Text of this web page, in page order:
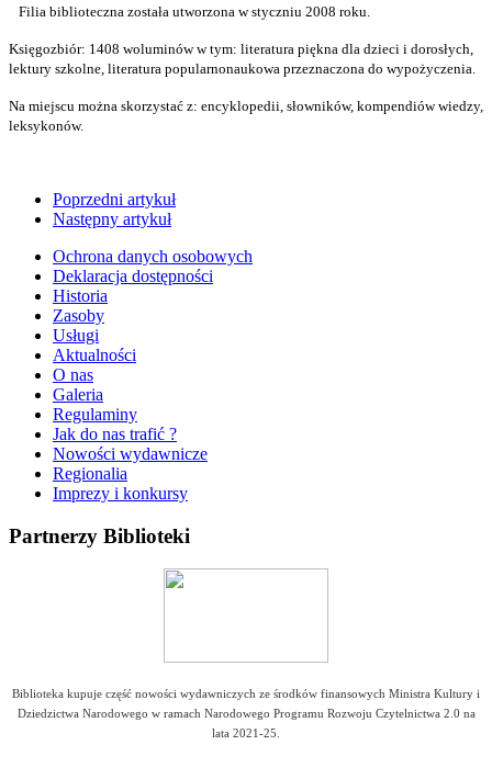
Filia biblioteczna została utworzona w styczniu 2008 roku.
Księgozbiór: 1408 woluminów w tym: literatura piękna dla dzieci i dorosłych,
lektury szkolne, literatura popularnonaukowa przeznaczona do wypożyczenia.
Na miejscu można skorzystać z: encyklopedii, słowników, kompendiów wiedzy,
leksykonów.
Poprzedni artykuł
Następny artykuł
Ochrona danych osobowych
Deklaracja dostępności
Historia
Zasoby
Usługi
Aktualności
O nas
Galeria
Regulaminy
Jak do nas trafić ?
Nowości wydawnicze
Regionalia
Imprezy i konkursy
Partnerzy Biblioteki
Biblioteka kupuje część nowości wydawniczych ze środków finansowych Ministra Kultury i
Dziedzictwa Narodowego w ramach Narodowego Programu Rozwoju Czytelnictwa 2.0 na
lata 2021-25.